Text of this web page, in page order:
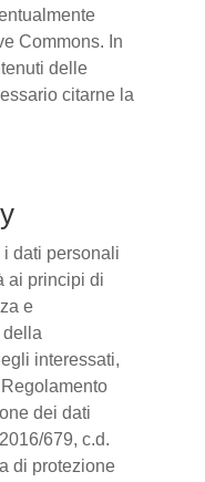
Commons. In
delle
citarne la
i dati personali
ai principi di
e
della
interessati,
dei dati
679, c.d.
di protezione